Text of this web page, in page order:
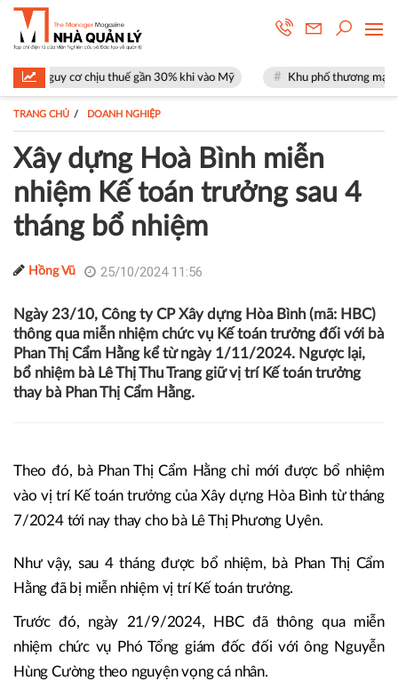
chịu thuế gần 30% khi vào Mỹ Khu phố thương mại SOHO tại The
TRANG CHỦ DOANH NGHIỆP
Xây dựng Hoà Bình miễn
nhiệm Kế toán trưởng sau 4
tháng bổ nhiệm
Hồng Vũ 25/10/2024 11:56
Ngày 23/10, Công ty CP Xây dựng Hòa Bình (mã: HBC)
thông qua miễn nhiệm chức vụ Kế toán trưởng đối với bà
Phan Thị Cẩm Hằng kể từ ngày 1/11/2024. Ngược lại,
bổ nhiệm bà Lê Thị Thu Trang giữ vị trí Kế toán trưởng
thay bà Phan Thị Cẩm Hằng.
Theo đó, bà Phan Thị Cẩm Hằng chỉ mới được bổ nhiệm
vào vị trí Kế toán trưởng của Xây dựng Hòa Bình từ tháng
7/2024 tới nay thay cho bà Lê Thị Phương Uyên.
Như vậy, sau 4 tháng được bổ nhiệm, bà Phan Thị Cẩm
Hằng đã bị miễn nhiệm vị trí Kế toán trưởng.
Trước đó, ngày 21/9/2024, HBC đã thông qua miễn
nhiệm chức vụ Phó Tổng giám đốc đối với ông Nguyễn
Hùng Cường theo nguyện vọng cá nhân.